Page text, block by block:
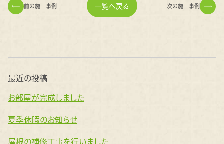
前の施工事例 一覧へ戻る 次の施工事例
最近の投稿
お部屋が完成しました
夏季休暇のお知らせ
屋根の補修工事を行いました